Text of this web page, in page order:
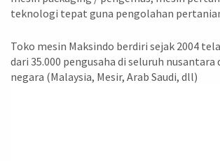
teknologi tepat guna pengolahan
Toko mesin Maksindo berdiri sejak 2004
dari 35.000 pengusaha di seluruh nusantara
negara (Malaysia, Mesir, Arab Saudi, dll)